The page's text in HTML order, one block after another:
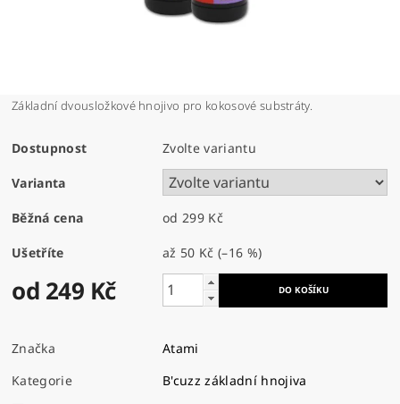
Základní dvousložkové hnojivo pro kokosové substráty.
Dostupnost Zvolte variantu
Varianta
Běžná cena od 299 Kč
Ušetříte až 50 Kč (–16 %)
od 249 Kč
Značka
Atami
Kategorie
B'cuzz základní hnojiva